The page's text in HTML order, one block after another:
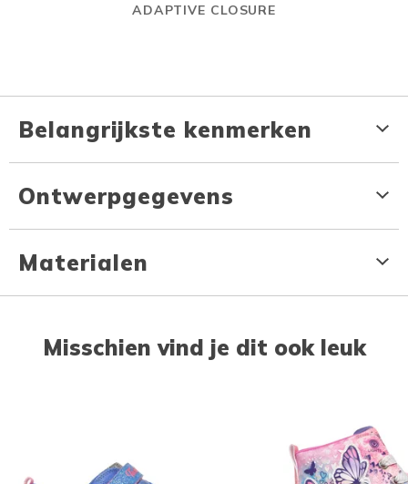
ADAPTIVE CLOSURE
Belangrijkste kenmerken
Ontwerpgegevens
Materialen
Misschien vind je dit ook leuk